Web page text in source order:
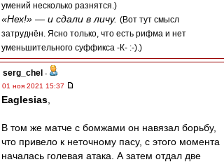
умений несколько разнятся.)
«Нех!» — и сдали в личу. (Вот тут смысл
затруднён. Ясно только, что есть рифма и нет
уменьшительного суффикса -К- :-).)
serg_chel -
01 ноя 2021 15:37
Eaglesias
В том же матче с бомжами он навязал борьбу,
что привело к неточному пасу, с этого момента
началась голевая атака. А затем отдал две